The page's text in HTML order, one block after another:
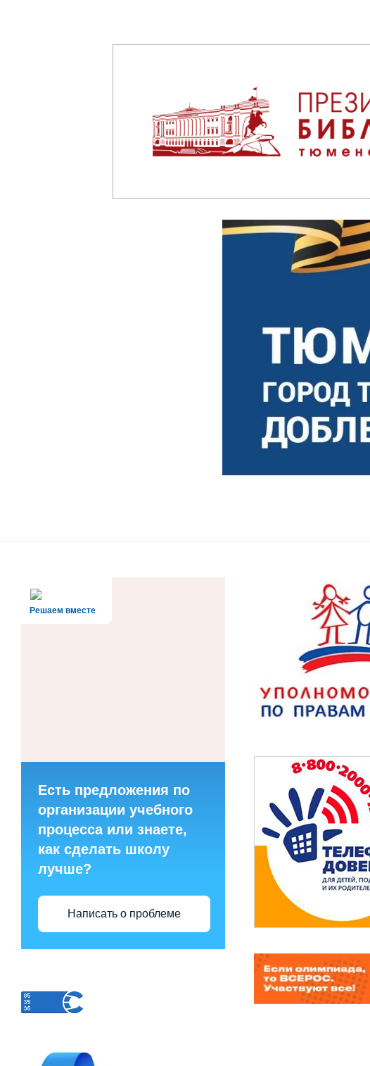
Решаем вместе
Есть предложения по
организации учебного
процесса или знаете,
как сделать школу
лучше?
Написать о проблеме